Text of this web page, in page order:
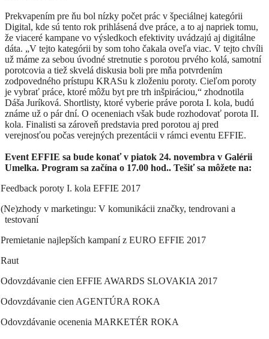
Prekvapením pre ňu bol nízky počet prác v špeciálnej kategórii
Digital, kde sú tento rok prihlásená dve práce, a to aj napriek tomu,
že viaceré kampane vo výsledkoch efektivity uvádzajú aj digitálne
dáta. „V tejto kategórii by som toho čakala oveľa viac. V tejto chvíli
už máme za sebou úvodné stretnutie s porotou prvého kolá, samotní
porotcovia a tiež skvelá diskusia boli pre mňa potvrdením
zodpovedného prístupu KRASu k zloženiu poroty. Cieľom poroty
je vybrať práce, ktoré môžu byt pre trh inšpiráciou,“ zhodnotila
Dáša Juríková. Shortlisty, ktoré vyberie práve porota I. kola, budú
známe už o pár dní. O oceneniach však bude rozhodovať porota II.
kola. Finalisti sa zároveň predstavia pred porotou aj pred
verejnosťou počas verejných prezentácii v rámci eventu EFFIE.
Event EFFIE sa bude konať v piatok 24. novembra v Galérii
Umelka. Program sa začína o 17.00 hod.. Tešiť sa môžete na:
Feedback poroty I. kola EFFIE 2017
(Ne)zhody v marketingu: V komunikácii značky, tendrovani a
testovaní
Premietanie najlepších kampaní z EURO EFFIE 2017
Raut
Odovzdávanie cien EFFIE AWARDS SLOVAKIA 2017
Odovzdávanie cien AGENTÚRA ROKA
Odovzdávanie ocenenia MARKETÉR ROKA